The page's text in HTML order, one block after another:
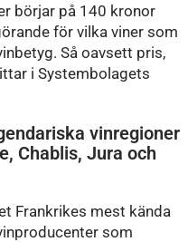
börjar på 140 kronor
för vilka viner som
Så oavsett pris,
i Systembolagets
vinregioner
Chablis, Jura och
Frankrikes mest kända
som